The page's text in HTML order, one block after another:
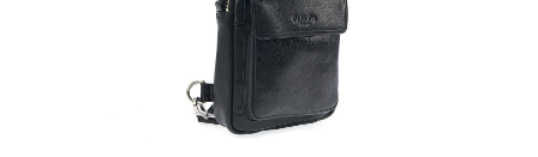
Подарки и сувениры
Подарочные карты